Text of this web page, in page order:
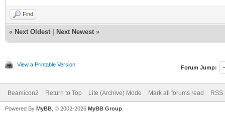
Find
« Next Oldest Next Newest »
View a Printable Version Forum Jump:
Beamicon2 Return to Top Lite (Archive) Mode Mark all forums read RSS
Powered By MyBB , © 2002-2026 MyBB Group